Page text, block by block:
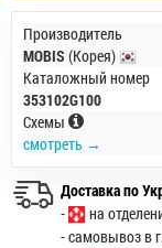
Производитель
MOBIS (Корея)
Каталожный номер
353102G100
Схемы
смотреть →
Доставка по
-
на
- самовывоз в